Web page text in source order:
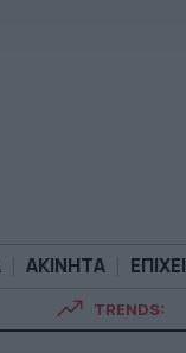
ΑΚΙΝΗΤΑ
TRENDS: